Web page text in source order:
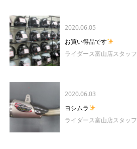
2020.06.05
お買い得品です
ライダース富山店スタッフ
2020.06.03
ヨシムラ
ライダース富山店スタッフ